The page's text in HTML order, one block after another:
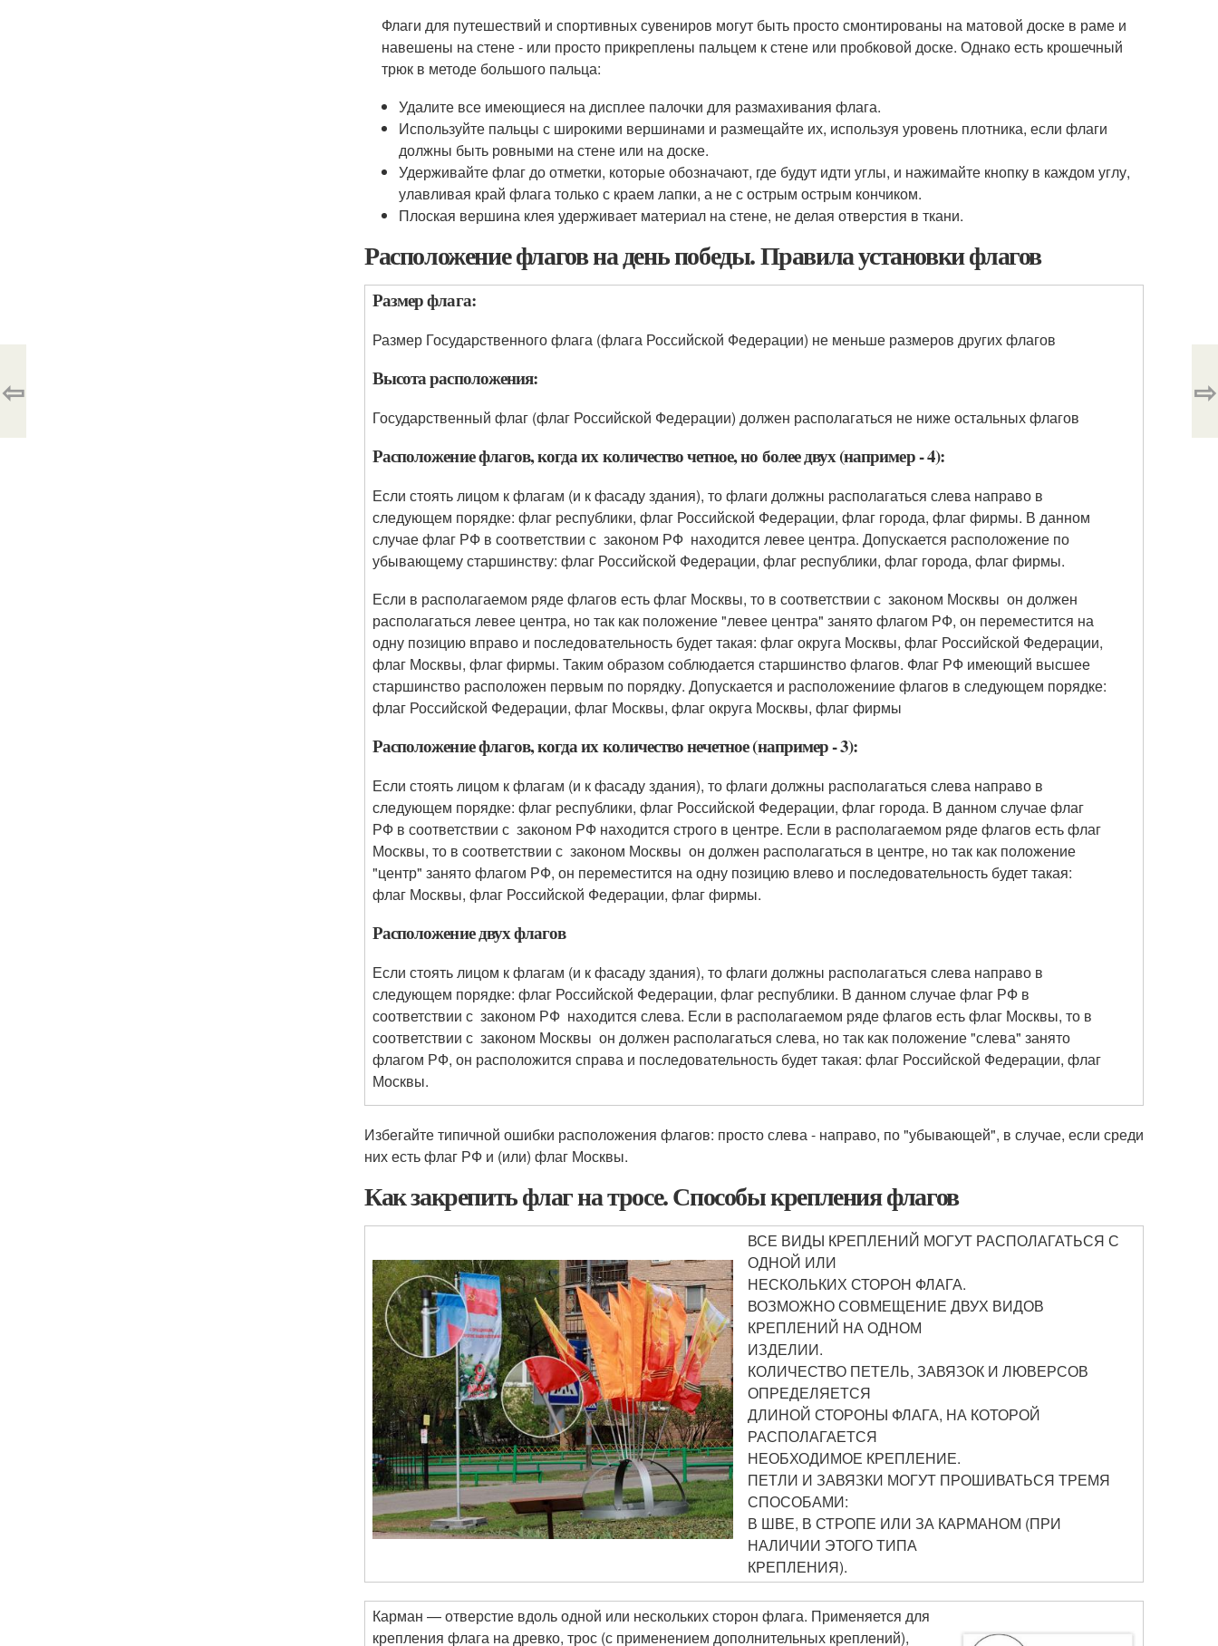
Флаги для путешествий и спортивных сувениров могут быть просто смонтированы на матовой доске в раме и
навешены на стене - или просто прикреплены пальцем к стене или пробковой доске. Однако есть крошечный
трюк в методе большого пальца:
Удалите все имеющиеся на дисплее палочки для размахивания флага.
Используйте пальцы с широкими вершинами и размещайте их, используя уровень плотника, если флаги
должны быть ровными на стене или на доске.
Удерживайте флаг до отметки, которые обозначают, где будут идти углы, и нажимайте кнопку в каждом углу,
улавливая край флага только с краем лапки, а не с острым острым кончиком.
Плоская вершина клея удерживает материал на стене, не делая отверстия в ткани.
Расположение флагов на день победы. Правила установки флагов
Размер флага:
Размер Государственного флага (флага Российской Федерации) не меньше размеров других флагов
Высота расположения:
Государственный флаг (флаг Российской Федерации) должен располагаться не ниже остальных флагов
Расположение флагов, когда их количество четное, но более двух (например - 4):
Если стоять лицом к флагам (и к фасаду здания), то флаги должны располагаться слева направо в
следующем порядке: флаг республики, флаг Российской Федерации, флаг города, флаг фирмы. В данном
случае флаг РФ в соответствии с законом РФ находится левее центра. Допускается расположение по
убывающему старшинству: флаг Российской Федерации, флаг республики, флаг города, флаг фирмы.
Если в располагаемом ряде флагов есть флаг Москвы, то в соответствии с законом Москвы он должен
располагаться левее центра, но так как положение "левее центра" занято флагом РФ, он переместится на
одну позицию вправо и последовательность будет такая: флаг округа Москвы, флаг Российской Федерации,
флаг Москвы, флаг фирмы. Таким образом соблюдается старшинство флагов. Флаг РФ имеющий высшее
старшинство расположен первым по порядку. Допускается и расположениие флагов в следующем порядке:
флаг Российской Федерации, флаг Москвы, флаг округа Москвы, флаг фирмы
Расположение флагов, когда их количество нечетное (например - 3):
Если стоять лицом к флагам (и к фасаду здания), то флаги должны располагаться слева направо в
следующем порядке: флаг республики, флаг Российской Федерации, флаг города. В данном случае флаг
РФ в соответствии с законом РФ находится строго в центре. Если в располагаемом ряде флагов есть флаг
Москвы, то в соответствии с законом Москвы он должен располагаться в центре, но так как положение
"центр" занято флагом РФ, он переместится на одну позицию влево и последовательность будет такая:
флаг Москвы, флаг Российской Федерации, флаг фирмы.
Расположение двух флагов
Если стоять лицом к флагам (и к фасаду здания), то флаги должны располагаться слева направо в
следующем порядке: флаг Российской Федерации, флаг республики. В данном случае флаг РФ в
соответствии с законом РФ находится слева. Если в располагаемом ряде флагов есть флаг Москвы, то в
соответствии с законом Москвы он должен располагаться слева, но так как положение "слева" занято
флагом РФ, он расположится справа и последовательность будет такая: флаг Российской Федерации, флаг
Москвы.
Избегайте типичной ошибки расположения флагов: просто слева - направо, по "убывающей", в случае, если среди
них есть флаг РФ и (или) флаг Москвы.
Как закрепить флаг на тросе. Способы крепления флагов
ВСЕ ВИДЫ КРЕПЛЕНИЙ МОГУТ РАСПОЛАГАТЬСЯ С
ОДНОЙ ИЛИ
НЕСКОЛЬКИХ СТОРОН ФЛАГА.
ВОЗМОЖНО СОВМЕЩЕНИЕ ДВУХ ВИДОВ
КРЕПЛЕНИЙ НА ОДНОМ
ИЗДЕЛИИ.
КОЛИЧЕСТВО ПЕТЕЛЬ, ЗАВЯЗОК И ЛЮВЕРСОВ
ОПРЕДЕЛЯЕТСЯ
ДЛИНОЙ СТОРОНЫ ФЛАГА, НА КОТОРОЙ
РАСПОЛАГАЕТСЯ
НЕОБХОДИМОЕ КРЕПЛЕНИЕ.
ПЕТЛИ И ЗАВЯЗКИ МОГУТ ПРОШИВАТЬСЯ ТРЕМЯ
СПОСОБАМИ:
В ШВЕ, В СТРОПЕ ИЛИ ЗА КАРМАНОМ (ПРИ
НАЛИЧИИ ЭТОГО ТИПА
КРЕПЛЕНИЯ).
Карман — отверстие вдоль одной или нескольких сторон флага. Применяется для
крепления флага на древко, трос (с применением дополнительных креплений),
⇦ ⇨